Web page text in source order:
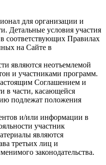
для организации и
Детальные условия участия
соответствующих Правилах
на Сайте в
являются неотъемлемой
и участниками программ.
Соглашением и
в части, касающейся
подлежат положения
и/или информации в
участник
являются
третьих лиц и
законодательства.